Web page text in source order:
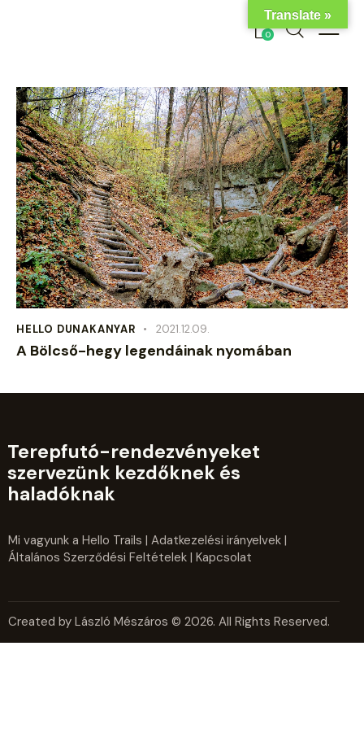
0
HELLO DUNAKANYAR 2021.12.09.
A Bölcső-hegy legendáinak nyomában
Terepfutó-rendezvényeket
szervezünk kezdőknek és
haladóknak
Mi vagyunk a Hello Trails | Adatkezelési irányelvek |
Általános Szerződési Feltételek | Kapcsolat
Created by László Mészáros © 2026. All Rights Reserved.
Translate »